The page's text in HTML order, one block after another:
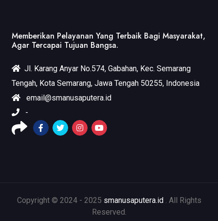
Memberikan Pelayanan Yang Terbaik Bagi Masyarakat,
Agar Tercapai Tujuan Bangsa.
Jl. Karang Anyar No.574, Gabahan, Kec. Semarang
Tengah, Kota Semarang, Jawa Tengah 50255, Indonesia
email@smanusaputera.id
-
Copyright © 2024 - 2025 smanusaputera.id . All Rights
Reserved.